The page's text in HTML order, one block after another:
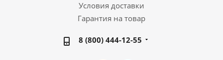
Условия доставки
Гарантия на товар
8 (800) 444-12-55